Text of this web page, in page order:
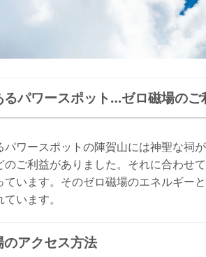
るパワースポット…ゼロ磁場のご
パワースポットの陣賀山には神聖な祠
のご利益がありました。それに合わせ
ています。そのゼロ磁場のエネルギー
います。
のアクセス方法